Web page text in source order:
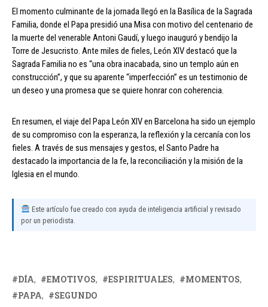
El momento culminante de la jornada llegó en la Basílica de la Sagrada
Familia, donde el Papa presidió una Misa con motivo del centenario de
la muerte del venerable Antoni Gaudí, y luego inauguró y bendijo la
Torre de Jesucristo. Ante miles de fieles, León XIV destacó que la
Sagrada Familia no es “una obra inacabada, sino un templo aún en
construcción”, y que su aparente “imperfección” es un testimonio de
un deseo y una promesa que se quiere honrar con coherencia.
En resumen, el viaje del Papa León XIV en Barcelona ha sido un ejemplo
de su compromiso con la esperanza, la reflexión y la cercanía con los
fieles. A través de sus mensajes y gestos, el Santo Padre ha
destacado la importancia de la fe, la reconciliación y la misión de la
Iglesia en el mundo.
Este artículo fue creado con ayuda de inteligencia artificial y revisado
por un periodista.
DÍA EMOTIVOS ESPIRITUALES
MOMENTOS
PAPA
SEGUNDO